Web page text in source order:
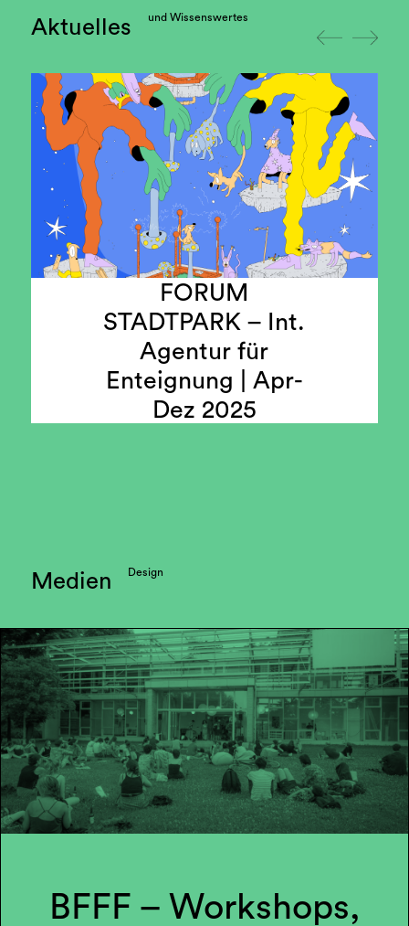
Aktuelles und Wissenswertes
FORUM
STADTPARK – Int.
Agentur für
Enteignung | Apr-
Dez 2025
Medien Design
BFFF – Workshops,